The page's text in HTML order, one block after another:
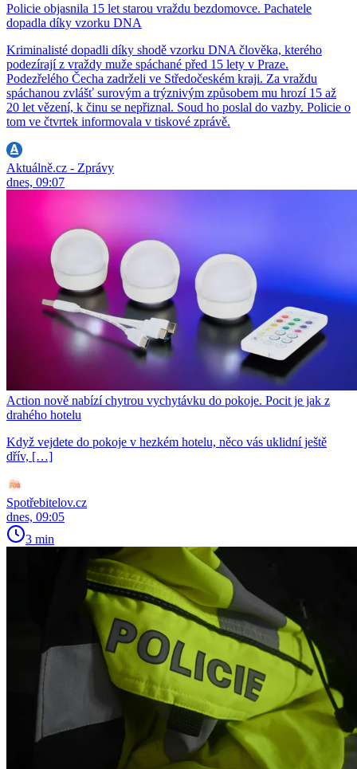
Policie objasnila 15 let starou vraždu bezdomovce. Pachatele
dopadla díky vzorku DNA
Kriminalisté dopadli díky shodě vzorku DNA člověka, kterého
podezírají z vraždy muže spáchané před 15 lety v Praze.
Podezřelého Čecha zadrželi ve Středočeském kraji. Za vraždu
spáchanou zvlášť surovým a trýznivým způsobem mu hrozí 15 až
20 let vězení, k činu se nepřiznal. Soud ho poslal do vazby. Policie o
tom ve čtvrtek informovala v tiskové zprávě.
Aktuálně.cz - Zprávy
dnes, 09:07
Action nově nabízí chytrou vychytávku do pokoje. Pocit je jak z
drahého hotelu
Když vejdete do pokoje v hezkém hotelu, něco vás uklidní ještě
dřív, […]
Spotřebitelov.cz
dnes, 09:05
3 min